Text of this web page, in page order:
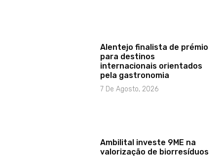
Alentejo finalista de prémio
para destinos
internacionais orientados
pela gastronomia
7 De Agosto, 2026
Ambilital investe 9ME na
valorização de biorresíduos